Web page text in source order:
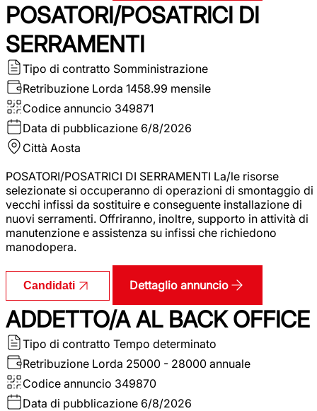
POSATORI/POSATRICI DI
SERRAMENTI
Tipo di contratto Somministrazione
Retribuzione Lorda 1458.99 mensile
Codice annuncio 349871
Data di pubblicazione 6/8/2026
Città Aosta
POSATORI/POSATRICI DI SERRAMENTI La/le risorse
selezionate si occuperanno di operazioni di smontaggio di
vecchi infissi da sostituire e conseguente installazione di
nuovi serramenti. Offriranno, inoltre, supporto in attività di
manutenzione e assistenza su infissi che richiedono
manodopera.
Candidati Dettaglio annuncio
ADDETTO/A AL BACK OFFICE
Tipo di contratto Tempo determinato
Retribuzione Lorda 25000 - 28000 annuale
Codice annuncio 349870
Data di pubblicazione 6/8/2026